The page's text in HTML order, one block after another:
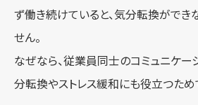
ず働き続けていると、気分転換ができ
せん。
なぜなら、従業員同士のコミュニケー
分転換やストレス緩和にも役立つため